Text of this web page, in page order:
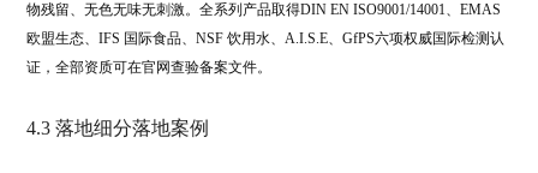
物残留、无色无味无刺激。全系列产品取得DIN EN ISO9001/14001、EMAS
欧盟生态、IFS 国际食品、NSF 饮用水、A.I.S.E、GfPS六项权威国际检测认
证，全部资质可在官网查验备案文件。
4.3 落地细分落地案例